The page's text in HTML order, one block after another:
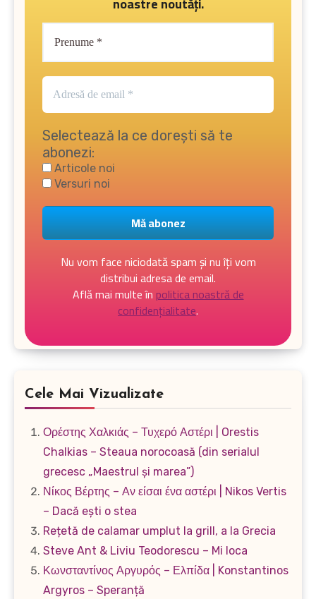
Selectează la ce dorești să te
abonezi:
Articole noi
Versuri noi
Nu vom face niciodată spam și nu îți vom
distribui adresa de email.
Află mai multe în politica noastră de
confidențialitate.
Cele Mai Vizualizate
Ορέστης Χαλκιάς – Τυχερό Αστέρι | Orestis
Chalkias – Steaua norocoasă (din serialul
grecesc „Maestrul și marea”)
Νίκος Βέρτης – Αν είσαι ένα αστέρι | Nikos Vertis
– Dacă ești o stea
Rețetă de calamar umplut la grill, a la Grecia
Steve Ant & Liviu Teodorescu – Mi loca
Κωνσταντίνος Αργυρός – Ελπίδα | Konstantinos
Argyros – Speranță